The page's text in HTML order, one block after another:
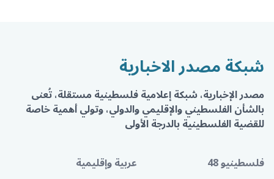
شبكة مصدر الاخبارية
مصدر الإخبارية، شبكة إعلامية فلسطينية مستقلة، تُعنى
بالشأن الفلسطيني والإقليمي والدولي، وتولي أهمية خاصة
للقضية الفلسطينية بالدرجة الأولى
فلسطينيو 48
عربية وإقليمية